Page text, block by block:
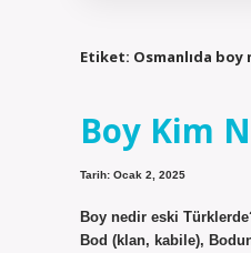
Etiket: Osmanlıda boy
Boy Kim
Tarih: Ocak 2, 2025
Boy nedir eski
Bod (klan, kabile),